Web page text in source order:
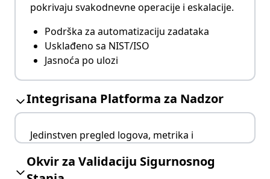
pokrivaju svakodnevne operacije i eskalacije.
Podrška za automatizaciju zadataka
Usklađeno sa NIST/ISO
Jasnoća po ulozi
Integrisana Platforma za Nadzor
Jedinstven pregled logova, metrika i
Centrizovani paneli
Okvir za Validaciju Sigurnosnog